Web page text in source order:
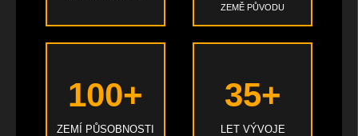
ZEMĚ PŮVODU
100+
ZEMÍ PŮSOBNOSTI
35+
LET VÝVOJE